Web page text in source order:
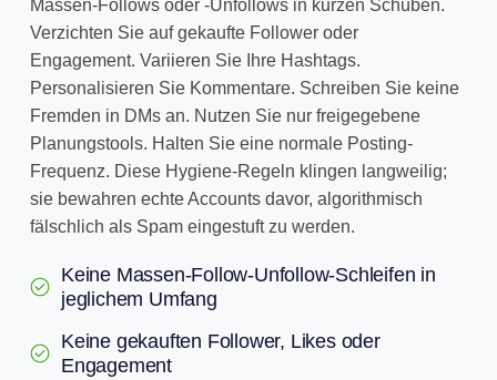
Massen-Follows oder -Unfollows in kurzen Schüben.
Verzichten Sie auf gekaufte Follower oder
Engagement. Variieren Sie Ihre Hashtags.
Personalisieren Sie Kommentare. Schreiben Sie keine
Fremden in DMs an. Nutzen Sie nur freigegebene
Planungstools. Halten Sie eine normale Posting-
Frequenz. Diese Hygiene-Regeln klingen langweilig;
sie bewahren echte Accounts davor, algorithmisch
fälschlich als Spam eingestuft zu werden.
Keine Massen-Follow-Unfollow-Schleifen in
jeglichem Umfang
Keine gekauften Follower, Likes oder
Engagement